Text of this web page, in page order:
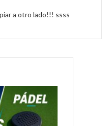
a otro lado!!! ssss